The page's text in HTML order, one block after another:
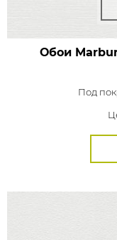
Обои
Под